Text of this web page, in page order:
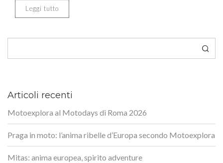
Leggi tutto
Articoli recenti
Motoexplora al Motodays di Roma 2026
Praga in moto: l’anima ribelle d’Europa secondo Motoexplora
Mitas: anima europea, spirito adventure